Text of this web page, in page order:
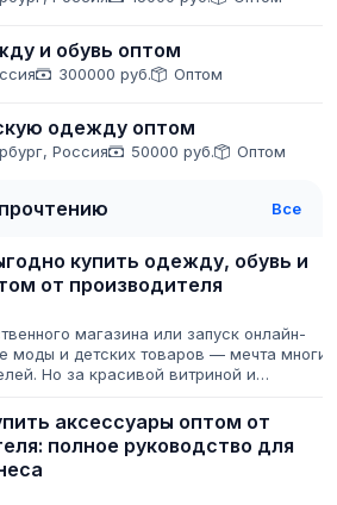
и обувь оптом
300000 руб. Оптом
одежду оптом
Россия 50000 руб. Оптом
Все
купить одежду, обувь и
от производителя
магазина или запуск онлайн-
моды и детских товаров — мечта многих
Но за красивой витриной и
надежных поставщиков....
аксессуары оптом от
полное руководство для